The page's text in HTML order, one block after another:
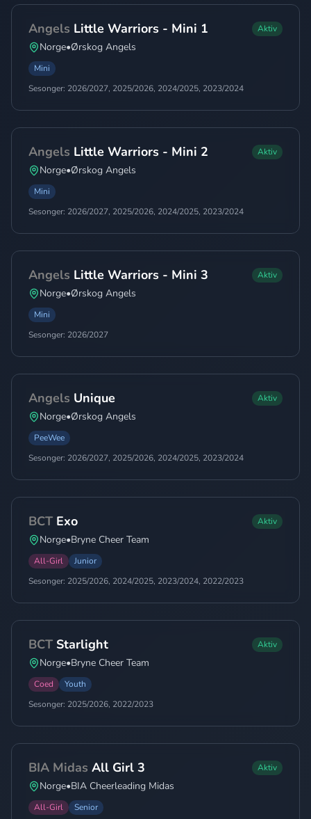
Angels Little Warriors - Mini 1 Aktiv
Norge•Ørskog Angels
Mini
Sesonger: 2026/2027, 2025/2026, 2024/2025, 2023/2024
Angels Little Warriors - Mini 2 Aktiv
Norge•Ørskog Angels
Mini
Sesonger: 2026/2027, 2025/2026, 2024/2025, 2023/2024
Angels Little Warriors - Mini 3 Aktiv
Norge•Ørskog Angels
Mini
Sesonger: 2026/2027
Angels Unique Aktiv
Norge•Ørskog Angels
PeeWee
Sesonger: 2026/2027, 2025/2026, 2024/2025, 2023/2024
BCT Exo Aktiv
Norge•Bryne Cheer Team
All-Girl
Junior
Sesonger: 2025/2026, 2024/2025, 2023/2024, 2022/2023
BCT Starlight Aktiv
Norge•Bryne Cheer Team
Coed
Youth
Sesonger: 2025/2026, 2022/2023
BIA Midas All Girl 3 Aktiv
Norge•BIA Cheerleading Midas
All-Girl Senior